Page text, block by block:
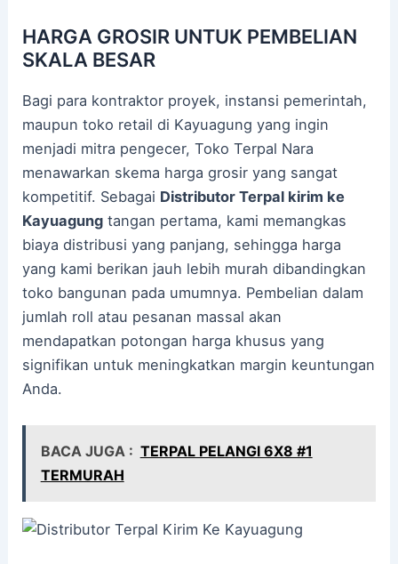
HARGA GROSIR UNTUK PEMBELIAN
SKALA BESAR
Bagi para kontraktor proyek, instansi pemerintah,
maupun toko retail di Kayuagung yang ingin
menjadi mitra pengecer, Toko Terpal Nara
menawarkan skema harga grosir yang sangat
kompetitif. Sebagai Distributor Terpal kirim ke
Kayuagung tangan pertama, kami memangkas
biaya distribusi yang panjang, sehingga harga
yang kami berikan jauh lebih murah dibandingkan
toko bangunan pada umumnya. Pembelian dalam
jumlah roll atau pesanan massal akan
mendapatkan potongan harga khusus yang
signifikan untuk meningkatkan margin keuntungan
Anda.
BACA JUGA : TERPAL PELANGI 6X8 #1
TERMURAH